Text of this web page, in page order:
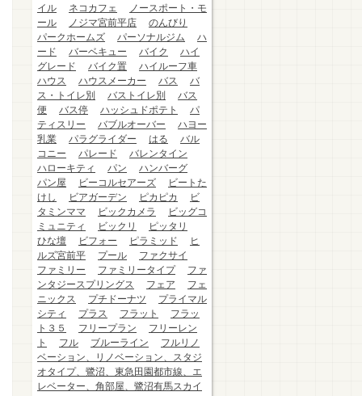
イル
ネコカフェ
ノースポート・モ
ール
ノジマ宮前平店
のんびり
パークホームズ
パーソナルジム
ハ
ード
バーベキュー バイク
ハイ
グレード
バイク置
ハイルーフ車
ハウス
ハウスメーカー バス
バ
ス・トイレ別
バストイレ別
バス
便
バス停 ハッシュドポテト
パ
ティスリー
バブルオーバー
ハヨー
乳業
パラグライダー はる
バル
コニー
パレード
バレンタイン
ハローキティ
パン
ハンバーグ
パン屋
ビーコルセアーズ
ビートた
けし
ビアガーデン ピカピカ
ビ
タミンママ
ビックカメラ
ビッグコ
ミュニティ
ビックリ
ピッタリ
ひな壇
ビフォー ピラミッド
ヒ
ルズ宮前平
プール
ファクサイ
ファミリー
ファミリータイプ
ファ
ンタジースプリングス
フェア
フェ
ニックス
プチドーナツ
プライマル
シティ
プラス フラット
フラッ
ト３５
フリープラン
フリーレン
ト
フル ブルーライン
フルリノ
ベーション、リノベーション、スタジ
オタイプ、鷺沼、東急田園都市線、エ
レベーター、角部屋、鷺沼有馬スカイ